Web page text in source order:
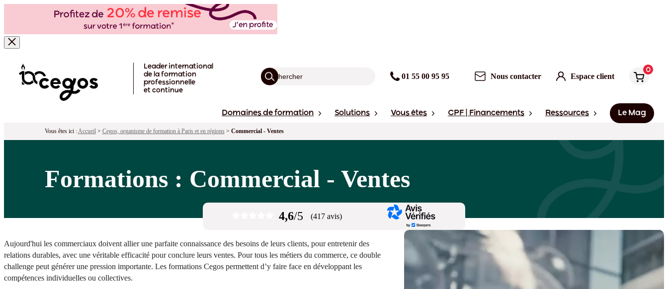
Leader international
de la formation
professionnelle
et continue
01 55 00 95 95 Nous contacter Espace client
0
Domaines de formation Solutions Vous êtes CPF | Financements Ressources Le Mag
Vous êtes ici :Accueil> Cegos, organisme de formation à Paris et en régions> Commercial - Ventes
Formations : Commercial - Ventes
4,6/5 (417 avis)
Aujourd'hui les commerciaux doivent allier une parfaite connaissance des besoins de leurs clients, pour entretenir des
relations durables, avec une véritable efficacité pour conclure leurs ventes. Pour tous les métiers du commerce, ce double
challenge peut générer une pression importante. Les formations Cegos permettent d’y faire face en développant les
compétences individuelles ou collectives.